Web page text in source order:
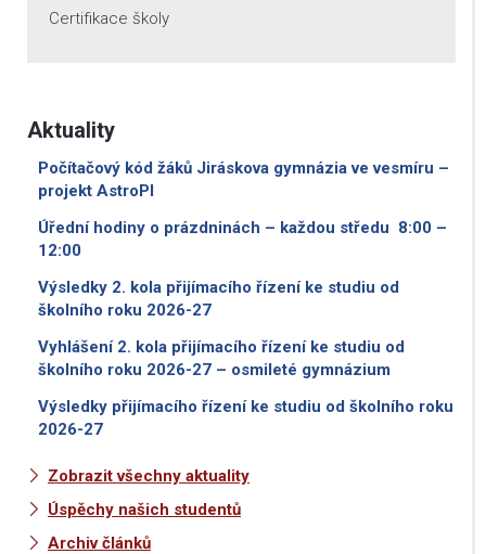
Certifikace školy
Aktuality
Počítačový kód žáků Jiráskova gymnázia ve vesmíru –
projekt AstroPI
Úřední hodiny o prázdninách – každou středu 8:00 –
12:00
Výsledky 2. kola přijímacího řízení ke studiu od
školního roku 2026-27
Vyhlášení 2. kola přijímacího řízení ke studiu od
školního roku 2026-27 – osmileté gymnázium
Výsledky přijímacího řízení ke studiu od školního roku
2026-27
Zobrazit všechny aktuality
Úspěchy našich studentů
Archiv článků